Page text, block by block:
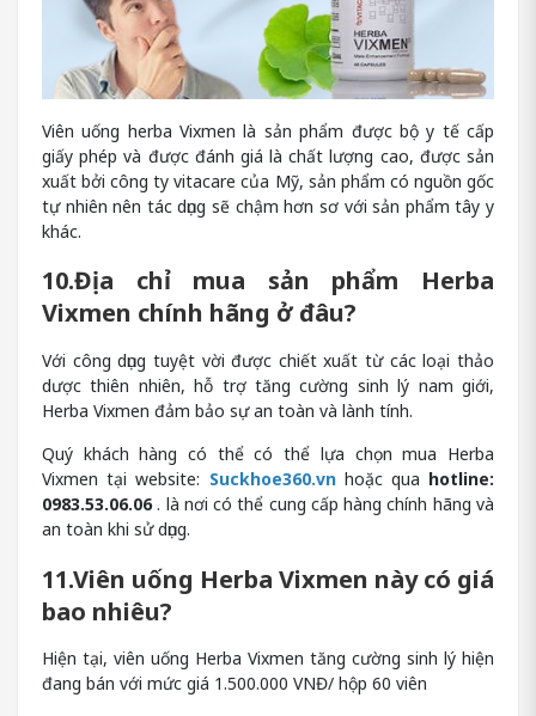
Viên uống herba Vixmen là sản phẩm được bộ y tế cấp
giấy phép và được đánh giá là chất lượng cao, được sản
xuất bởi công ty vitacare của Mỹ, sản phẩm có nguồn gốc
tự nhiên nên tác dụng sẽ chậm hơn sơ với sản phẩm tây y
khác.
10.Địa chỉ mua sản phẩm Herba
Vixmen chính hãng ở đâu?
Với công dụng tuyệt vời được chiết xuất từ các loại thảo
dược thiên nhiên, hỗ trợ tăng cường sinh lý nam giới,
Herba Vixmen đảm bảo sự an toàn và lành tính.
Quý khách hàng có thể có thể lựa chọn mua Herba
Vixmen tại website: Suckhoe360.vnhoặc qua hotline:
0983.53.06.06. là nơi có thể cung cấp hàng chính hãng và
an toàn khi sử dụng.
11.Viên uống Herba Vixmen này có giá
bao nhiêu?
Hiện tại, viên uống Herba Vixmen tăng cường sinh lý hiện
đang bán với mức giá 1.500.000 VNĐ/ hộp 60 viên